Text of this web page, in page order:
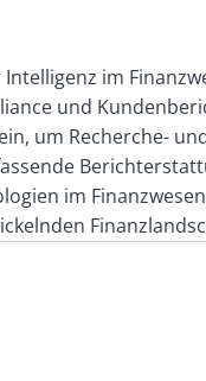
im
und
um Recherche-
im